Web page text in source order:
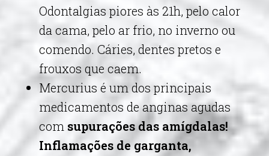
Odontalgias piores às 21h, pelo calor
da cama, pelo ar frio, no inverno ou
comendo. Cáries, dentes pretos e
frouxos que caem.
Mercurius é um dos principais
medicamentos de anginas agudas
com supurações das amígdalas!
Inflamações de garganta,